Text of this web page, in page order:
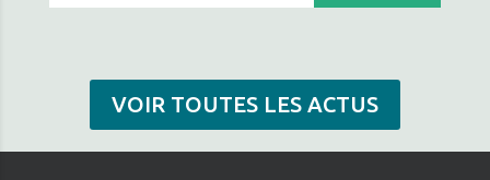
VOIR TOUTES LES ACTUS